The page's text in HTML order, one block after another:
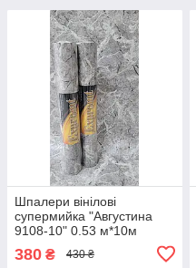
Шпалери вінілові
супермийка "Августина
9108-10" 0.53 м*10м
380 ₴ 430 ₴